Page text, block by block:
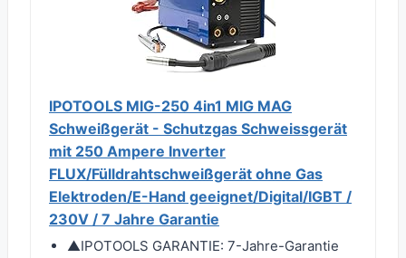
IPOTOOLS MIG-250 4in1 MIG MAG
Schweißgerät - Schutzgas Schweissgerät
mit 250 Ampere Inverter
FLUX/Fülldrahtschweißgerät ohne Gas
Elektroden/E-Hand geeignet/Digital/IGBT /
230V / 7 Jahre Garantie
▲IPOTOOLS GARANTIE: 7-Jahre-Garantie